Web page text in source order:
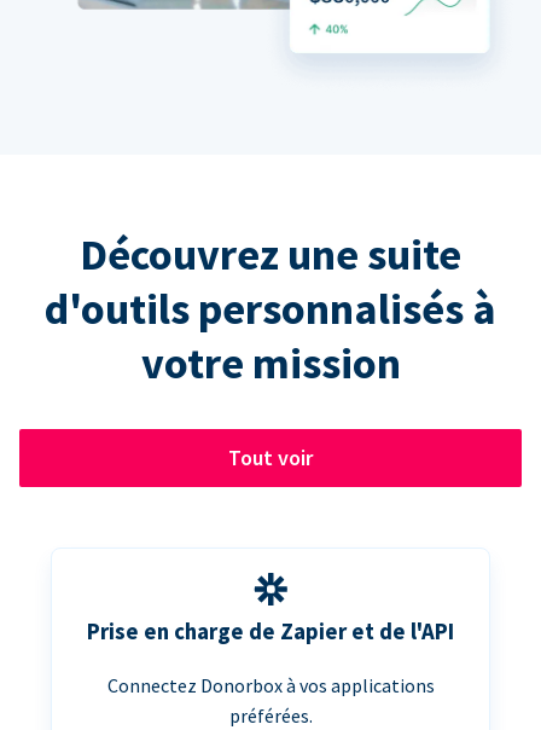
Découvrez une suite
d'outils personnalisés à
votre mission
Tout voir
Prise en charge de Zapier et de l'API
Connectez Donorbox à vos applications
préférées.